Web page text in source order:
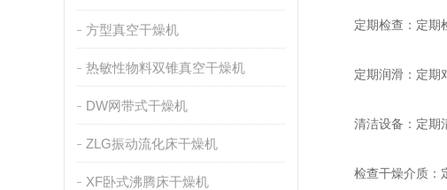
方型真空干燥机
热敏性物料双锥真空干燥机
DW网带式干燥机
ZLG振动流化床干燥机
XF卧式沸腾床干燥机
定期检查：定期检
定期润滑：定期对
清洁设备：定期清
检查干燥介质：定